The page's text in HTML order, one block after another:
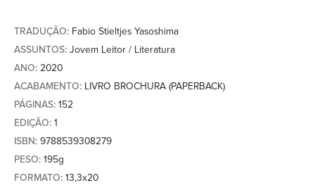
TRADUÇÃO: Fabio Stieltjes Yasoshima
ASSUNTOS: Jovem Leitor / Literatura
ANO: 2020
ACABAMENTO: LIVRO BROCHURA (PAPERBACK)
PÁGINAS: 152
EDIÇÃO: 1
ISBN: 9788539308279
PESO: 195g
FORMATO: 13,3x20